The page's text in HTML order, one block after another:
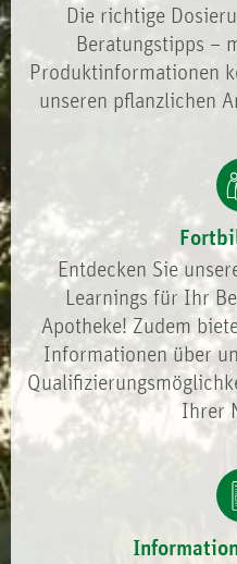
Die richtige
Beratungstipps –
Produktinformationen
unseren pflanzlichen
Entdecken Sie
Learnings für Ihr
Apotheke! Zudem
Informationen über
Ihrer